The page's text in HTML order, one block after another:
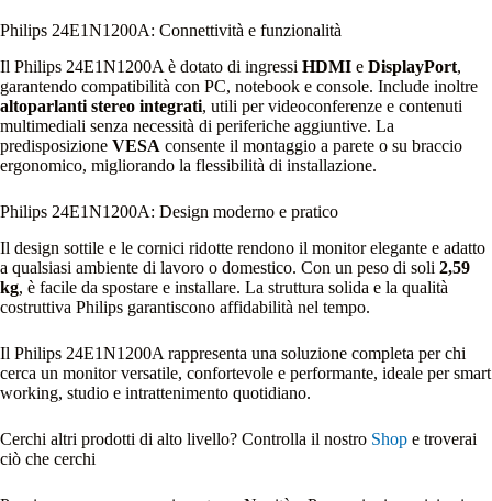
Philips 24E1N1200A: Connettività e funzionalità
Il Philips 24E1N1200A è dotato di ingressi HDMI e DisplayPort,
garantendo compatibilità con PC, notebook e console. Include inoltre
altoparlanti stereo integrati, utili per videoconferenze e contenuti
multimediali senza necessità di periferiche aggiuntive. La
predisposizione VESA consente il montaggio a parete o su braccio
ergonomico, migliorando la flessibilità di installazione.
Philips 24E1N1200A: Design moderno e pratico
Il design sottile e le cornici ridotte rendono il monitor elegante e adatto
a qualsiasi ambiente di lavoro o domestico. Con un peso di soli 2,59
kg, è facile da spostare e installare. La struttura solida e la qualità
costruttiva Philips garantiscono affidabilità nel tempo.
Il Philips 24E1N1200A rappresenta una soluzione completa per chi
cerca un monitor versatile, confortevole e performante, ideale per smart
working, studio e intrattenimento quotidiano.
Cerchi altri prodotti di alto livello? Controlla il nostro Shop e troverai
ciò che cerchi